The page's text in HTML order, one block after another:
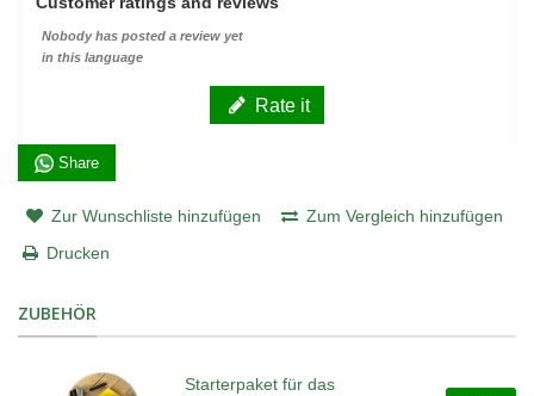
Nobody has posted a review yet
in this language
Rate it
Share
Zur Wunschliste hinzufügen
Zum Vergleich hinzufügen
Drucken
ZUBEHÖR
Starterpaket für das